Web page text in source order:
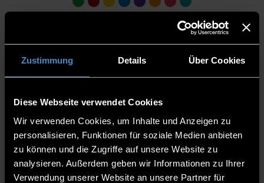
Zustimmung Details Über Cookies
Diese Webseite verwendet Cookies
Wir verwenden Cookies, um Inhalte und Anzeigen zu
personalisieren, Funktionen für soziale Medien anbieten
zu können und die Zugriffe auf unsere Website zu
analysieren. Außerdem geben wir Informationen zu Ihrer
Verwendung unserer Website an unsere Partner für
Für viele unserer Studiengänge ist eine Bewerbung
weiterhin möglich!
Je nach Studiengang kannst du dich nochbis zum 15.
Die genauen Fristen findest du auf der jeweiligen
Studiengangsseite.
Informiere dich jetzt und nutze deine Chance, dir
einenStudienplatz für das Wintersemester 2025/26
an der TH Deggendorfzu sichern.